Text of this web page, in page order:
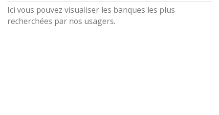
Ici vous pouvez visualiser les banques les plus
recherchées par nos usagers.